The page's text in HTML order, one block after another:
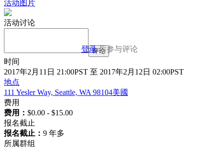
活动图片
活动讨论
登录后参与评论
评论
时间
2017年2月11日 21:00PST 至 2017年2月12日 02:00PST
地点
111 Yesler Way, Seattle, WA 98104美國
费用
费用： $0.00 - $15.00
报名截止
报名截止： 9 年多
所属群组